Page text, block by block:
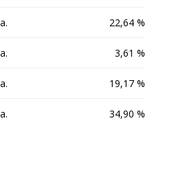
22,64 %
3,61 %
19,17 %
34,90 %